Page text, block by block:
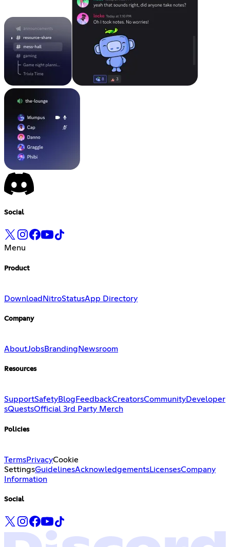
Social
Menu
Product
Download NitroStatusApp Directory
Company
AboutJobsBranding Newsroom
Resources
SupportSafetyBlog FeedbackCreatorsCommunityDeveloper
sQuestsOfficial 3rd Party Merch
Policies
TermsPrivacyCookie
SettingsGuidelinesAcknowledgementsLicensesCompany
Information
Social